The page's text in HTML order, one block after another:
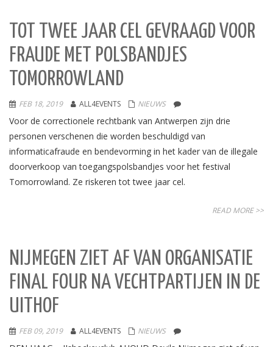
TOT TWEE JAAR CEL GEVRAAGD VOOR
FRAUDE MET POLSBANDJES
TOMORROWLAND
FEB 18, 2019 ALL4EVENTS NIEUWS
Voor de correctionele rechtbank van Antwerpen zijn drie
personen verschenen die worden beschuldigd van
informaticafraude en bendevorming in het kader van de illegale
doorverkoop van toegangspolsbandjes voor het festival
Tomorrowland. Ze riskeren tot twee jaar cel.
READ MORE >>
NIJMEGEN ZIET AF VAN ORGANISATIE
FINAL FOUR NA VECHTPARTIJEN IN DE
UITHOF
FEB 09, 2019 ALL4EVENTS NIEUWS